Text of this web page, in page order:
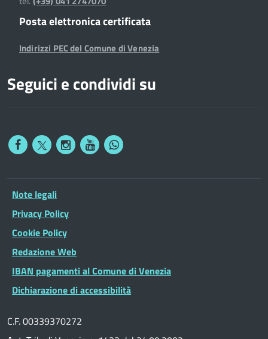
Posta elettronica certificata
Indirizzi PEC del Comune di Venezia
Seguici e condividi su
Note legali
Privacy Policy
Cookie Policy
Redazione Web
IBAN pagamenti al Comune di Venezia
Dichiarazione di accessibilità
C.F. 00339370272